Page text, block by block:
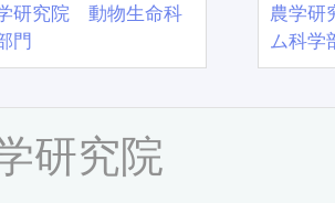
研究院 動物生命科
門
農学
ム科学
研究院